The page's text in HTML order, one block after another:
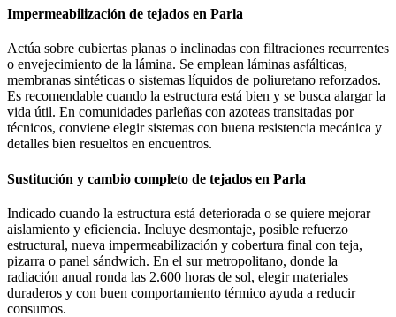
Impermeabilización de tejados en Parla
Actúa sobre cubiertas planas o inclinadas con filtraciones recurrentes
o envejecimiento de la lámina. Se emplean láminas asfálticas,
membranas sintéticas o sistemas líquidos de poliuretano reforzados.
Es recomendable cuando la estructura está bien y se busca alargar la
vida útil. En comunidades parleñas con azoteas transitadas por
técnicos, conviene elegir sistemas con buena resistencia mecánica y
detalles bien resueltos en encuentros.
Sustitución y cambio completo de tejados en Parla
Indicado cuando la estructura está deteriorada o se quiere mejorar
aislamiento y eficiencia. Incluye desmontaje, posible refuerzo
estructural, nueva impermeabilización y cobertura final con teja,
pizarra o panel sándwich. En el sur metropolitano, donde la
radiación anual ronda las 2.600 horas de sol, elegir materiales
duraderos y con buen comportamiento térmico ayuda a reducir
consumos.